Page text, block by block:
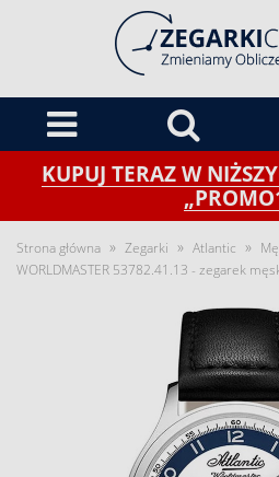
KUPUJ TERAZ W
Strona główna » Zegarki » Atlantic »
WORLDMASTER 53782.41.13 - zegarek